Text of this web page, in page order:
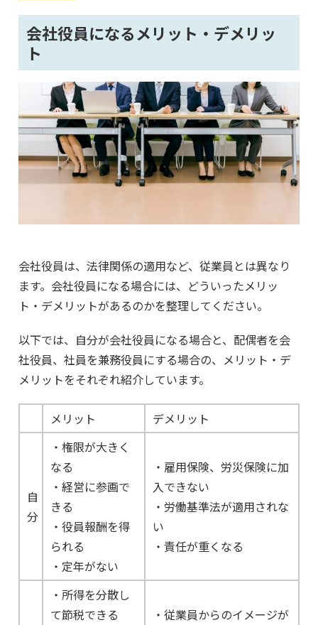
会社役員になるメリット・デメリッ
ト
会社役員は、法律関係の適用など、従業員とは異なり
ます。会社役員になる場合には、どういったメリッ
ト・デメリットがあるのかを整理してください。
以下では、自分が会社役員になる場合と、配偶者を会
社役員、社員を兼務役員にする場合の、メリット・デ
メリットをそれぞれ紹介しています。
メリット デメリット
自
分
・権限が大きく
なる
・経営に参画で
きる
・役員報酬を得
られる
・定年がない
・雇用保険、労災保険に加
入できない
・労働基準法が適用されな
い
・責任が重くなる
・所得を分散し
て節税できる
・従業員からのイメージが